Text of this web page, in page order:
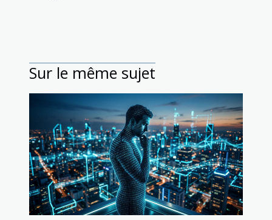
Sur le même sujet